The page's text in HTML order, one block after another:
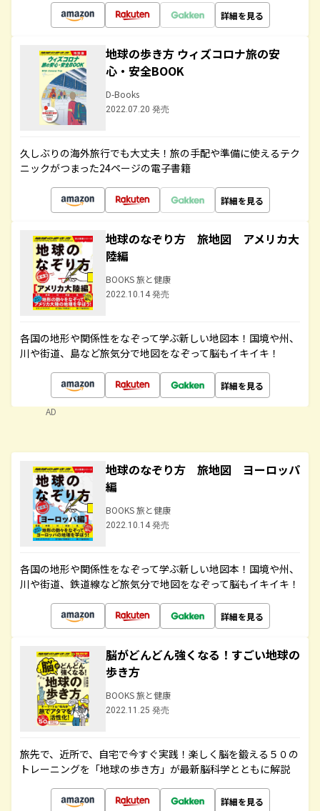
詳細を見る
地球の歩き方 ウィズコロナ旅の安
心・安全BOOK
D-Books
2022.07.20 発売
久しぶりの海外旅行でも大丈夫！旅の手配や準備に使えるテク
ニックがつまった24ページの電子書籍
詳細を見る
地球のなぞり方 旅地図 アメリカ大
陸編
BOOKS 旅と健康
2022.10.14 発売
各国の地形や関係性をなぞって学ぶ新しい地図本！国境や州、
川や街道、島など旅気分で地図をなぞって脳もイキイキ！
詳細を見る
AD
地球のなぞり方 旅地図 ヨーロッパ
編
BOOKS 旅と健康
2022.10.14 発売
各国の地形や関係性をなぞって学ぶ新しい地図本！国境や州、
川や街道、鉄道線など旅気分で地図をなぞって脳もイキイキ！
詳細を見る
脳がどんどん強くなる！すごい地球の
歩き方
BOOKS 旅と健康
2022.11.25 発売
旅先で、近所で、自宅で今すぐ実践！楽しく脳を鍛える５０の
トレーニングを「地球の歩き方」が最新脳科学とともに解説
詳細を見る